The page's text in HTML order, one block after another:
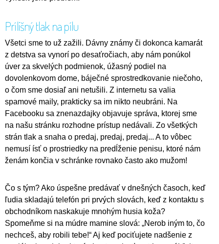
Prílišný tlak na pílu
Všetci sme to už zažili. Dávny známy či dokonca kamarát
z detstva sa vynorí po desaťročiach, aby nám ponúkol
úver za skvelých podmienok, úžasný podiel na
dovolenkovom dome, báječné sprostredkovanie niečoho,
o čom sme dosiaľ ani netušili. Z internetu sa valia
spamové maily, prakticky sa im nikto neubráni. Na
Facebooku sa znenazdajky objavuje správa, ktorej sme
na našu stránku rozhodne prístup nedávali. Zo všetkých
strán tlak a snaha o predaj, predaj, predaj... A to vôbec
nemusí ísť o prostriedky na predĺženie penisu, ktoré nám
ženám končia v schránke rovnako často ako mužom!
Čo s tým? Ako úspešne predávať v dnešných časoch, keď
ľudia skladajú telefón pri prvých slovách, keď z kontaktu s
obchodníkom naskakuje mnohým husia koža?
Spomeňme si na múdre mamine slová: „Nerob iným to, čo
nechceš, aby robili tebe!“ Aj keď pociťujete nadšenie z